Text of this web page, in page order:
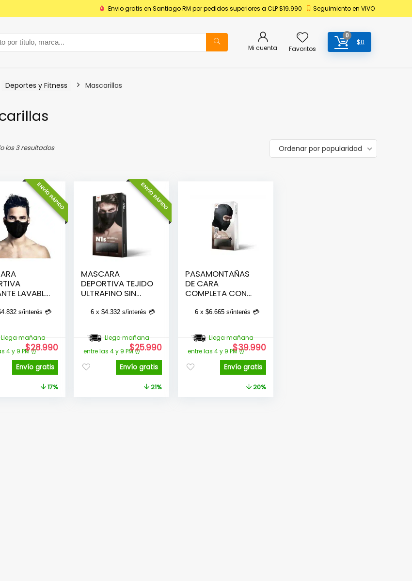
Envio gratis en Santiago RM por pedidos superiores a CLP $19.990 Seguimiento en VIVO
Mi cuenta Favoritos
0
$0
Deportes y Fitness Mascarillas
los 3 resultadosOrdenado
Ordenar por popularidad
ENVÍO RÁPIDO
LAVABLE
4.832 s/interés 💳
Llega mañana
4 y 9 PM ⏰
El
precio
original
era:
$34.990.
$28.990El
precio
actual
es:
$28.990.
Envío gratis
17%
ENVÍO RÁPIDO
MASCARA
DEPORTIVA TEJIDO
ULTRAFINO SIN
NEGRA
6 x$4.332 s/interés 💳
Llega mañana
entre las 4 y 9 PM ⏰
El
precio
original
era:
$32.990.
$25.990El
actual
es:
$25.990.
Envío gratis
21%
PASAMONTAÑAS
DE CARA
COMPLETA CON
NEGRO
6 x $6.665s/interés 💳
Llega mañana
entre las 4 y 9 PM ⏰
El
precio
original
era:
$49.990.
$39.990El
es:
$39.990.
Envío gratis
20%